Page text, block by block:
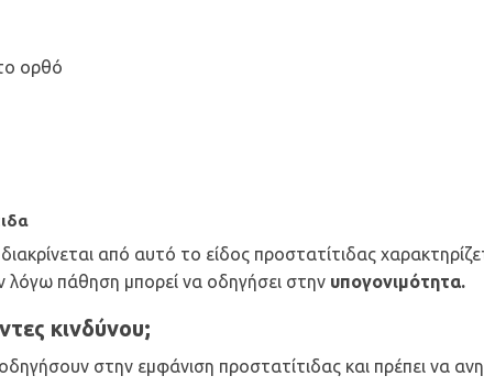
ορθό
από αυτό το είδος προστατίτιδας
λόγω πάθηση μπορεί να οδηγήσει στην υπογονιμότητα.
κινδύνου;
στην εμφάνιση προστατίτιδας και πρέπει να